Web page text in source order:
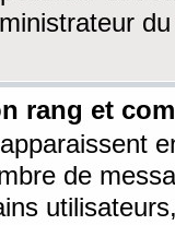
rang et
de